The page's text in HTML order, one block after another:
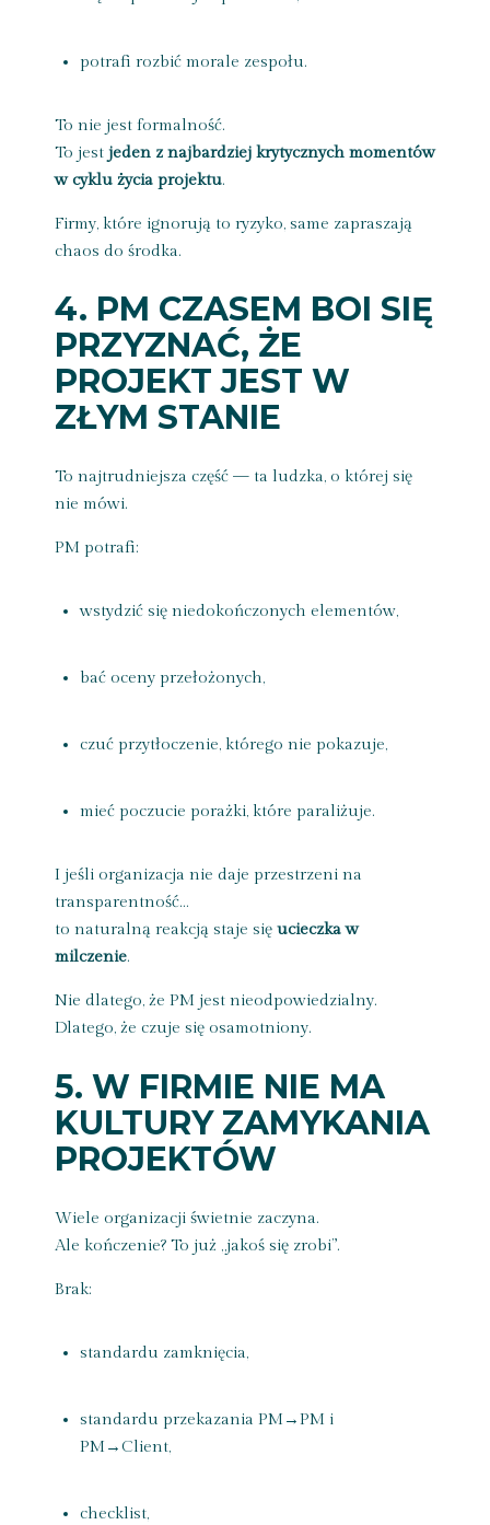
potrafi rozbić morale zespołu.
To nie jest formalność.
To jest jeden z najbardziej krytycznych momentów
w cyklu życia projektu.
Firmy, które ignorują to ryzyko, same zapraszają
chaos do środka.
4. PM CZASEM BOI SIĘ
PRZYZNAĆ, ŻE
PROJEKT JEST W
ZŁYM STANIE
To najtrudniejsza część — ta ludzka, o której się
nie mówi.
PM potrafi:
wstydzić się niedokończonych elementów,
bać oceny przełożonych,
czuć przytłoczenie, którego nie pokazuje,
mieć poczucie porażki, które paraliżuje.
I jeśli organizacja nie daje przestrzeni na
transparentność…
to naturalną reakcją staje się ucieczka w
milczenie.
Nie dlatego, że PM jest nieodpowiedzialny.
Dlatego, że czuje się osamotniony.
5. W FIRMIE NIE MA
KULTURY ZAMYKANIA
PROJEKTÓW
Wiele organizacji świetnie zaczyna.
Ale kończenie? To już „jakoś się zrobi”.
Brak:
standardu zamknięcia,
standardu przekazania PM→PM i
PM→Client,
checklist,